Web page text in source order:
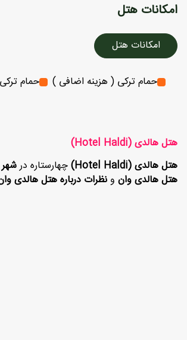
امکانات هتل
امکانات هتل
حمام ترکی ( هزینه اضافی ) حمام ترکی
هتل هالدی (Hotel Haldi)
هتل هالدی (Hotel Haldi)
چهارستاره در
هتل هالدی وان ونظرات درباره هتل هالدی